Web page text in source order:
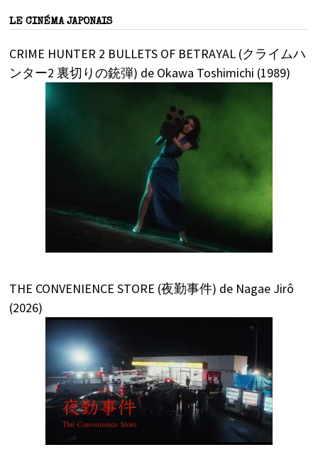
LE CINÉMA JAPONAIS
CRIME HUNTER 2 BULLETS OF BETRAYAL (クライムハ
ンター2 裏切りの銃弾) de Okawa Toshimichi (1989)
THE CONVENIENCE STORE (夜勤事件) de Nagae Jirô
(2026)